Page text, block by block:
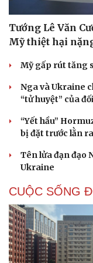
Tướng Lê Văn
Mỹ thiệt hại
Mỹ gấp rút tăng
Nga và Ukraine
“tử huyệt” của
“Yết hầu”
bị đặt trước lằn
Tên lửa đạn đạo
Ukraine
CUỘC SỐNG